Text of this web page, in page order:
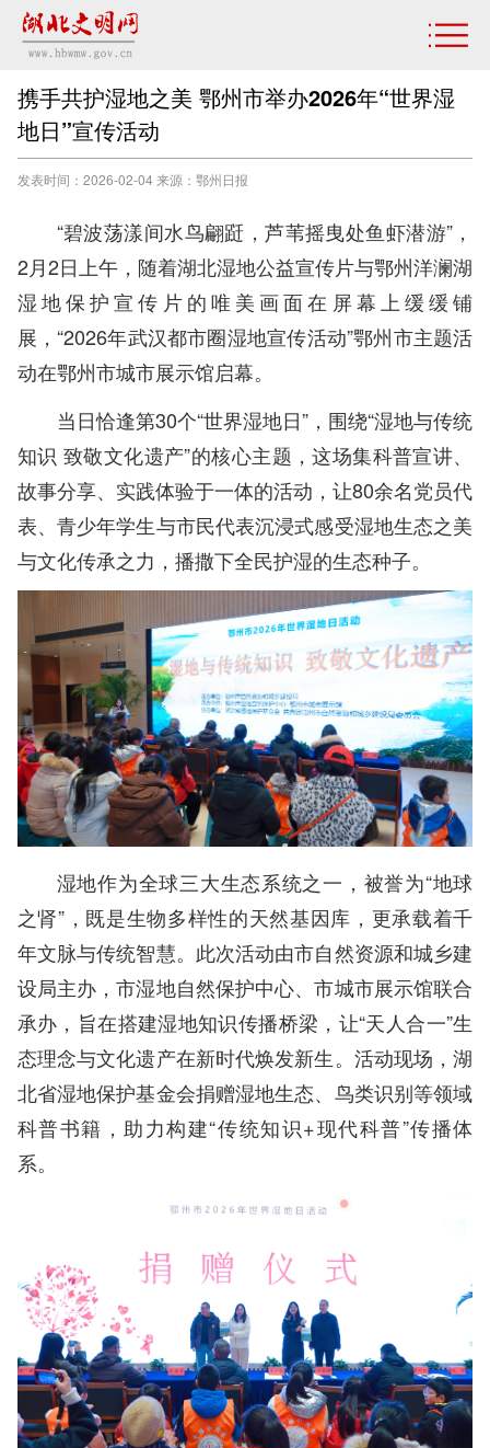
携手共护湿地之美 鄂州市举办2026年“世界湿
地日”宣传活动
发表时间：2026-02-04 来源：鄂州日报
“碧波荡漾间水鸟翩跹，芦苇摇曳处鱼虾潜游”，
2月2日上午，随着湖北湿地公益宣传片与鄂州洋澜湖
湿地保护宣传片的唯美画面在屏幕上缓缓铺
展，“2026年武汉都市圈湿地宣传活动”鄂州市主题活
动在鄂州市城市展示馆启幕。
当日恰逢第30个“世界湿地日”，围绕“湿地与传统
知识 致敬文化遗产”的核心主题，这场集科普宣讲、
故事分享、实践体验于一体的活动，让80余名党员代
表、青少年学生与市民代表沉浸式感受湿地生态之美
与文化传承之力，播撒下全民护湿的生态种子。
湿地作为全球三大生态系统之一，被誉为“地球
之肾”，既是生物多样性的天然基因库，更承载着千
年文脉与传统智慧。此次活动由市自然资源和城乡建
设局主办，市湿地自然保护中心、市城市展示馆联合
承办，旨在搭建湿地知识传播桥梁，让“天人合一”生
态理念与文化遗产在新时代焕发新生。活动现场，湖
北省湿地保护基金会捐赠湿地生态、鸟类识别等领域
科普书籍，助力构建“传统知识+现代科普”传播体
系。